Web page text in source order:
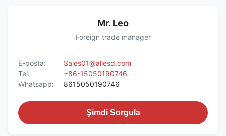
Mr. Leo
Foreign trade manager
E-posta:
Sales01@allesd.com
Tel:
+86-15050190746
Whatsapp:
8615050190746
Şimdi Sorgula